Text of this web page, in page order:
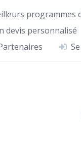
programmes
devis personnalisé